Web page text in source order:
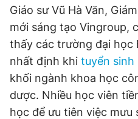
Tổng biên tập: Nguyễn Ngọc
Phó tổng biên tập thường trực:
Phó tổng biên tập: Lâm Hiếu
Phó tổng biên tập: Trần Việt
Tổng thư ký tòa soạn: Đức Trung
Giấy phép xuất bản số 110/GP -
© 2003-2026 Bản quyền thuộc
chép dưới mọi hình thức nếu
bản. Phát triển bởi ePi
Giáo sư Vũ Hà Văn,
mới sáng tạo Vingroup,
thấy các trường đại học
nhất định khi tuyển sinh
khối ngành khoa học
dược. Nhiều học viên
học để ưu tiên việc mưu